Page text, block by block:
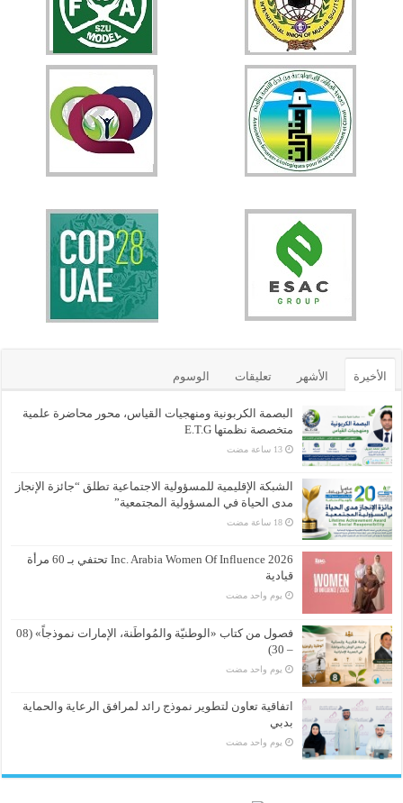
الأخيرة الأشهر تعليقات الوسوم
البصمة الكربونية ومنهجيات القياس، محور محاضرة علمية
متخصصة نظمتها E.T.G
الشبكة الإقليمية للمسؤولية الاجتماعية تطلق “جائزة الإنجاز
مدى الحياة في المسؤولية المجتمعية”
Inc. Arabia Women Of Influence 2026 تحتفي بـ 60 مرأة
قيادية
‏يوم واحد مضت
فصول من كتاب «الوطنيّة والمُواطَنة، الإمارات نموذجاً» (08
– 30)
‏يوم واحد مضت
اتفاقية تعاون لتطوير نموذج رائد لمرافق الرعاية والحماية
بدبي
‏يوم واحد مضت